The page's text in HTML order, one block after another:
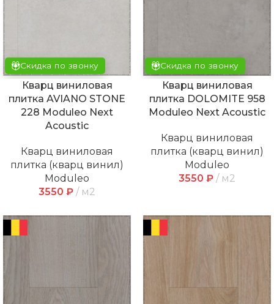
Скидка по звонку
Кварц виниловая
плитка AVIANO STONE
228 Moduleo Next
Acoustic
Кварц виниловая
плитка (кварц винил)
Moduleo
3550 ₽ м2
Скидка по звонку
Кварц виниловая
плитка DOLOMITE 958
Moduleo Next Acoustic
Кварц виниловая
плитка (кварц винил)
Moduleo
3550 ₽ м2